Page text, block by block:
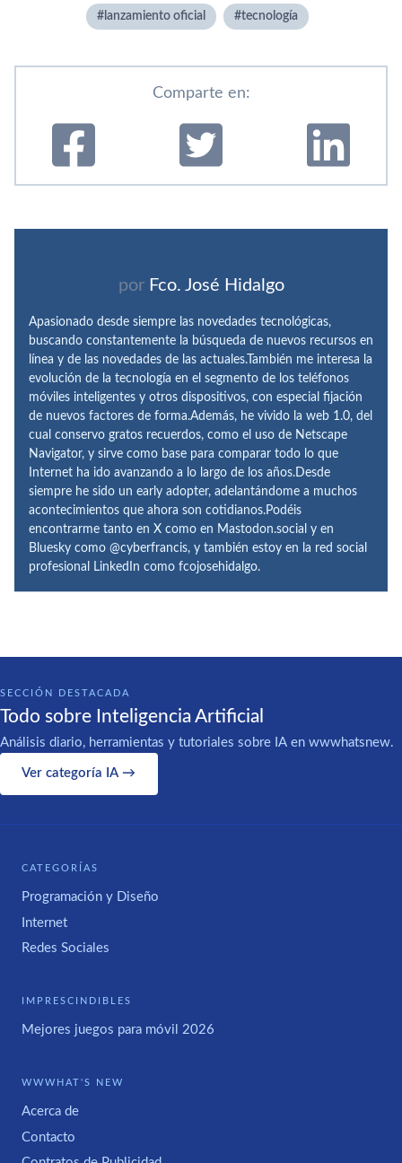
lanzamiento oficial tecnologí­a
Comparte en:
por Fco. José Hidalgo
Apasionado desde siempre las novedades tecnológicas,
buscando constantemente la búsqueda de nuevos recursos en
línea y de las novedades de las actuales.También me interesa la
evolución de la tecnología en el segmento de los teléfonos
móviles inteligentes y otros dispositivos, con especial fijación
de nuevos factores de forma.Además, he vivido la web 1.0, del
cual conservo gratos recuerdos, como el uso de Netscape
Navigator, y sirve como base para comparar todo lo que
Internet ha ido avanzando a lo largo de los años.Desde
siempre he sido un early adopter, adelantándome a muchos
acontecimientos que ahora son cotidianos.Podéis
encontrarme tanto en X como en Mastodon.social y en
Bluesky como @cyberfrancis, y también estoy en la red social
profesional LinkedIn como fcojosehidalgo.
SECCIÓN DESTACADA
Todo sobre Inteligencia Artificial
Análisis diario, herramientas y tutoriales sobre IA en wwwhatsnew.
Ver categoría IA →
CATEGORÍAS
Programación y Diseño
Internet
Redes Sociales
IMPRESCINDIBLES
Mejores juegos para móvil 2026
WWWHAT'S NEW
Acerca de
Contacto